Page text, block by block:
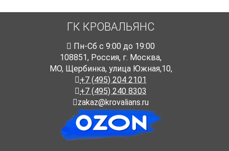
ГК КРОВАЛЬЯНС
Пн-Cб с 9:00 до 19:00
108851, Россия, г. Москва,
МО, Щербинка, улица Южная,10,
+7 (495) 204 2101
+7 (495) 240 8303
zakaz@krovalians.ru